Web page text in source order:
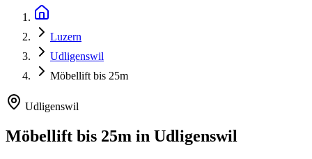
Luzern
Udligenswil
Möbellift bis 25m
Udligenswil
Möbellift bis 25m in Udligenswil